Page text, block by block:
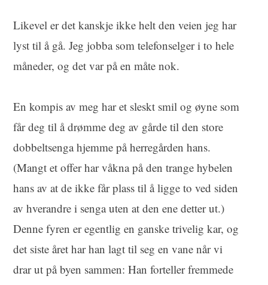
Likevel er det kanskje ikke helt den veien jeg har
lyst til å gå. Jeg jobba som telefonselgeri to hele
måneder, og det var på en måtenok.
En kompis av meg har et sleskt smil og øyne som
får deg til å drømme deg av gårde til den store
dobbeltsenga hjemme på herregården hans.
(Mangtet offerhar våkna påden trange hybelen
hans av at de ikke får plass til å ligge to ved siden
av hverandre i senga uten at den ene detter ut.)
Denne fyren er egentligen ganske trivelig kar, og
det siste året har han lagt til seg en vane når vi
drar ut på byen sammen:Han forteller fremmede